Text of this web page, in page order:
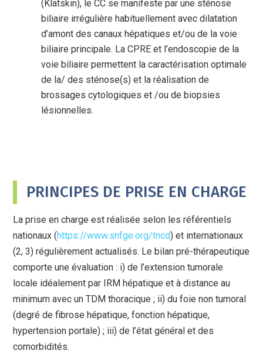
(Klatskin), le CC se manifeste par une sténose
biliaire irrégulière habituellement avec dilatation
d’amont des canaux hépatiques et/ou de la voie
biliaire principale. La CPRE et l’endoscopie de la
voie biliaire permettent la caractérisation optimale
de la/ des sténose(s) et la réalisation de
brossages cytologiques et /ou de biopsies
lésionnelles.
PRINCIPES DE PRISE EN CHARGE
La prise en charge est réalisée selon les référentiels
nationaux (https://www.snfge.org/tncd) et internationaux
(2, 3) régulièrement actualisés. Le bilan pré-thérapeutique
comporte une évaluation : i) de l’extension tumorale
locale idéalement par IRM hépatique et à distance au
minimum avec un TDM thoracique ; ii) du foie non tumoral
(degré de fibrose hépatique, fonction hépatique,
hypertension portale) ; iii) de l’état général et des
comorbidités.